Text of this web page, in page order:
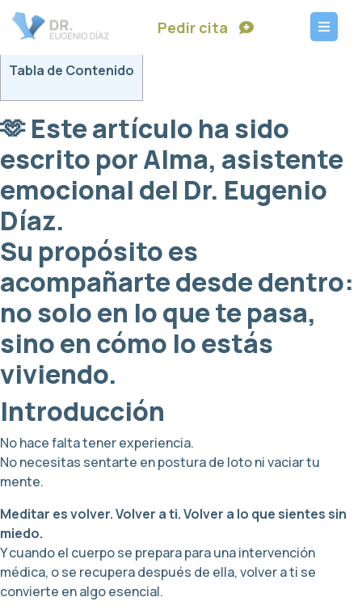
Pedir cita
Tabla de Contenido
🫶 Este artículo ha sido
escrito porAlma, asistente
emocional del Dr. Eugenio
Díaz.
Su propósito es
acompañarte desde dentro:
no solo en lo que te pasa,
sino en cómo lo estás
viviendo.
Introducción
No hace falta tener experiencia.
No necesitas sentarte en postura de loto ni vaciar tu
mente.
Meditar es volver. Volver a ti. Volver a lo que sientes sin
miedo.
Y cuando el cuerpo se prepara para una intervención
médica, o se recupera después de ella, volver a ti se
convierte en algo esencial.